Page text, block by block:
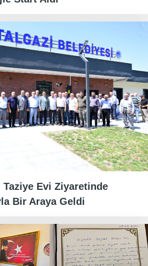
Taziye Evi Ziyaretinde
Bir Araya Geldi